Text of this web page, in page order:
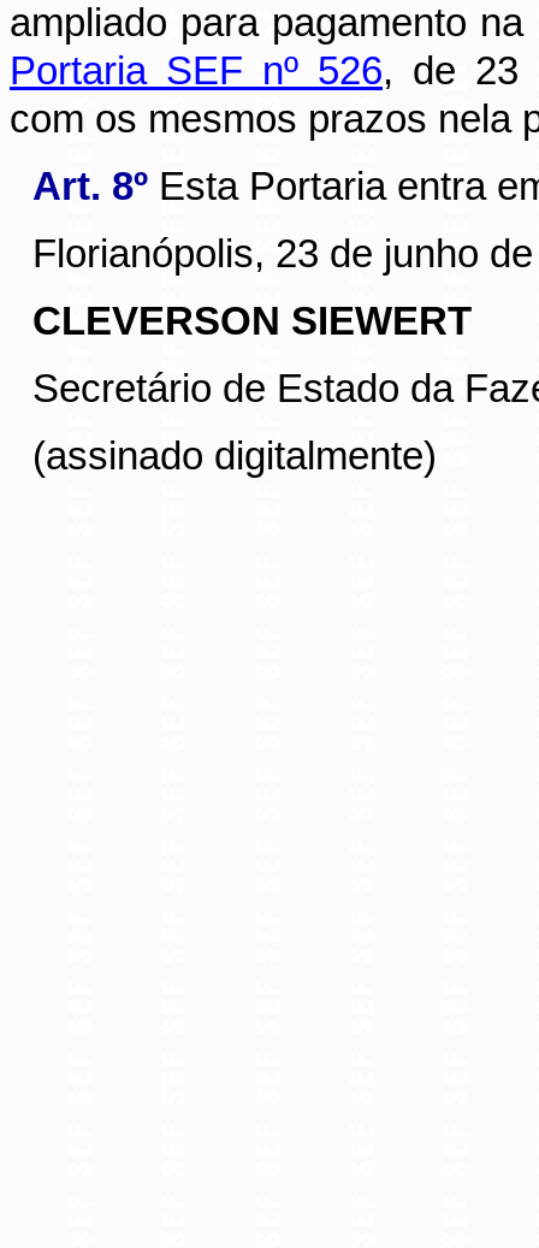
ampliado para pagamento
Portaria SEF nº 526, de 23
com os mesmos prazos nela
Art. 8ºEsta Portaria entra
Florianópolis, 23 de junho
CLEVERSON SIEWERT
Secretário de Estado da
(assinado digitalmente)